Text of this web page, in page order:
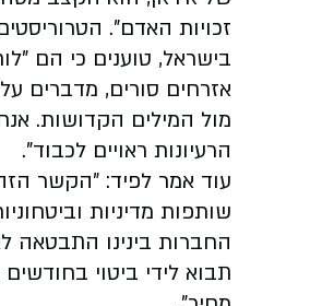
זכויות האדם".
בישראל, טוענים כי הם
אזרחים סורים, מדברים
מול המילים הקדושות.
הרעיונות ראויים לכבוד".
עוד אמר לפיד: "הקשר
שותפות מדיניות
החברות בינינו התבטאה
תבוא לידי ביטוי